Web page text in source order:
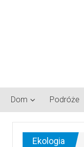
Dom Podróże
Ekologia